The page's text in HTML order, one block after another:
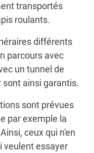
transportés
roulants.
différents
parcours avec
un tunnel de
ainsi garantis.
sont prévues
par exemple la
ceux qui n'en
veulent essayer